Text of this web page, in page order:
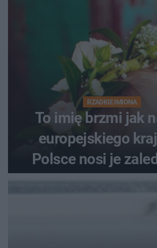
RZADKIE IMIONA
To imię brzmi jak
europejskiego
Polsce nosi je